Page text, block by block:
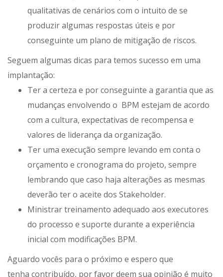
qualitativas de cenários com o intuito de se
produzir algumas respostas úteis e por
conseguinte um plano de mitigação de riscos.
Seguem algumas dicas para temos sucesso em uma
implantação:
Ter a certeza e por conseguinte a garantia que as
mudanças envolvendo o BPM estejam de acordo
com a cultura, expectativas de recompensa e
valores de liderança da organização.
Ter uma execução sempre levando em conta o
orçamento e cronograma do projeto, sempre
lembrando que caso haja alterações as mesmas
deverão ter o aceite dos Stakeholder.
Ministrar treinamento adequado aos executores
do processo e suporte durante a experiência
inicial com modificações BPM.
Aguardo vocês para o próximo e espero que
tenha contribuído, por favor deem sua opinião é muito